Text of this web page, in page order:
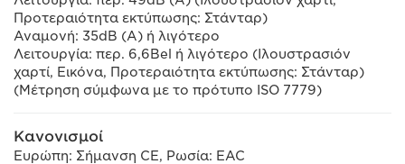
Προτεραιότητα εκτύπωσης: Στάνταρ)
Αναμονή: 35dB (A) ή λιγότερο
Λειτουργία: περ. 6,6Bel ή λιγότερο (Ιλουστρασιόν
χαρτί, Εικόνα, Προτεραιότητα εκτύπωσης: Στάνταρ)
(Μέτρηση σύμφωνα με το πρότυπο ISO 7779)
Κανονισμοί
Ευρώπη: Σήμανση CE, Ρωσία: EAC